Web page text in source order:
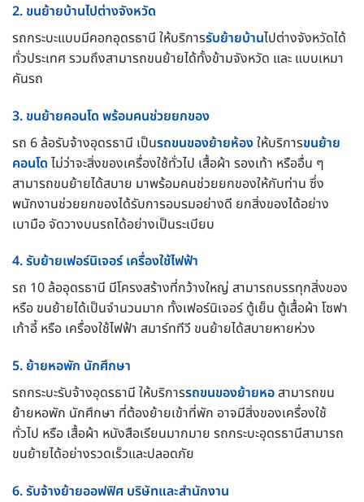
2. ขนย้ายบ้านไปต่างจังหวัด
รถกระบะแบบมีคอกอุดรธานี ให้บริการรับย้ายบ้านไปต่างจังหวัดได้
ทั่วประเทศ รวมถึงสามารถขนย้ายได้ทั้งข้ามจังหวัด และ แบบเหมา
คันรถ
3. ขนย้ายคอนโด พร้อมคนช่วยยกของ
รถ 6 ล้อรับจ้างอุดรธานี เป็นรถขนของย้ายห้องให้บริการขนย้าย
คอนโด ไม่ว่าจะสิ่งของเครื่องใช้ทั่วไป เสื้อผ้า รองเท้า หรืออื่น ๆ
สามารถขนย้ายได้สบาย มาพร้อมคนช่วยยกของให้กับท่าน ซึ่ง
พนักงานช่วยยกของได้รับการอบรมอย่างดี ยกสิ่งของได้อย่าง
เบามือ จัดวางบนรถได้อย่างเป็นระเบียบ
4. รับย้ายเฟอร์นิเจอร์ เครื่องใช้ไฟฟ้า
รถ 10 ล้ออุดรธานี มีโครงสร้างที่กว้างใหญ่ สามารถบรรทุกสิ่งของ
หรือ ขนย้ายได้เป็นจำนวนมาก ทั้งเฟอร์นิเจอร์ ตู้เย็น ตู้เสื้อผ้า โซฟา
เก้าอี้ หรือ เครื่องใช้ไฟฟ้า สมาร์ททีวี ขนย้ายได้สบายหายห่วง
5. ย้ายหอพัก นักศึกษา
รถกระบะรับจ้างอุดรธานี ให้บริการรถขนของย้ายหอสามารถขน
ย้ายหอพัก นักศึกษา ที่ต้องย้ายเข้าที่พัก อาจมีสิ่งของเครื่องใช้
ทั่วไป หรือ เสื้อผ้า หนังสือเรียนมากมาย รถกระบะอุดรธานีสามารถ
ขนย้ายได้อย่างรวดเร็วและปลอดภัย
6. รับจ้างย้ายออฟฟิศ บริษัทและสำนักงาน